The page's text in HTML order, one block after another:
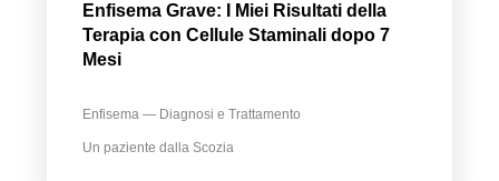
Enfisema Grave: I Miei Risultati della
Terapia con Cellule Staminali dopo 7
Mesi
Enfisema — Diagnosi e Trattamento
Un paziente dalla Scozia